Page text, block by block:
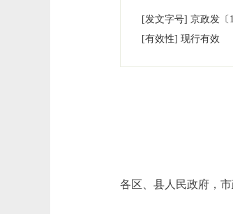
[发文字号] 京政发
[有效性] 现行有效
各区、县人民政府，